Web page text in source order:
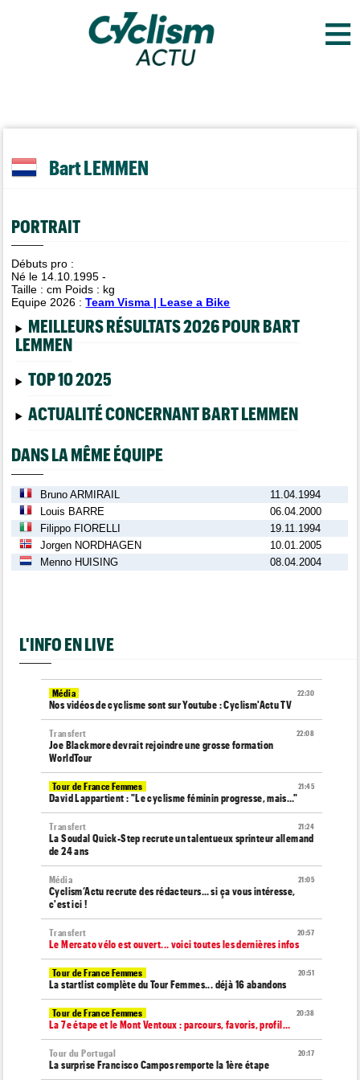
≡
Bart LEMMEN
PORTRAIT
Débuts pro :
Né le 14.10.1995 -
Taille :cm Poids : kg
Equipe 2026 :Team Visma | Lease a Bike
MEILLEURS RÉSULTATS 2026 POUR BART
LEMMEN
TOP 10 2025
ACTUALITÉ CONCERNANT BART LEMMEN
DANS LA MÊME ÉQUIPE
Bruno ARMIRAIL
11.04.1994
Louis BARRE
06.04.2000
Filippo FIORELLI
19.11.1994
Jorgen NORDHAGEN
10.01.2005
Menno HUISING
08.04.2004
L'INFO EN LIVE
22:30
Média
Nos vidéos de cyclisme sont sur Youtube : Cyclism'Actu TV
22:08
Transfert
Joe Blackmore devrait rejoindre une grosse formation
WorldTour
21:45
Tour de France Femmes
David Lappartient : "Le cyclisme féminin progresse, mais…"
21:24
Transfert
La Soudal Quick-Step recrute un talentueux sprinteur allemand
de 24 ans
21:05
Média
Cyclism’Actu recrute des rédacteurs… si ça vous intéresse,
c'est ici !
20:57
Transfert
Le Mercato vélo est ouvert... voici toutes les dernières infos
20:51
Tour de France Femmes
La startlist complète du Tour Femmes... déjà 16 abandons
20:38
Tour de France Femmes
La 7e étape et le Mont Ventoux : parcours, favoris, profil…
20:17
Tour du Portugal
La surprise Francisco Campos remporte la 1ère étape